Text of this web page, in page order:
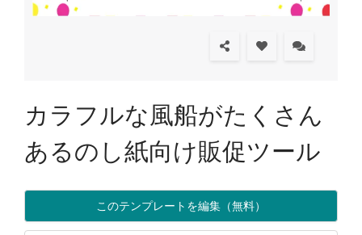
カラフルな風船がたくさん
あるのし紙向け販促ツール
このテンプレートを編集（無料）